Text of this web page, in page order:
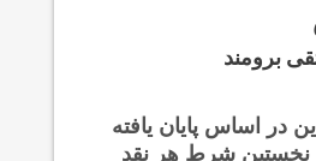
برومند
در اساس پایان یافته
نخستین شرط هر نقد